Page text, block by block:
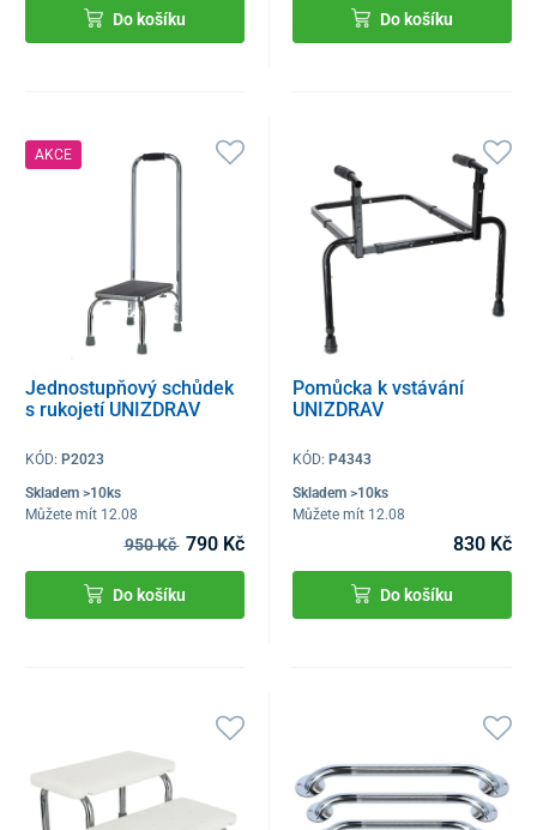
Do košíku Do košíku
AKCE
Jednostupňový schůdek
s rukojetí UNIZDRAV
KÓD: P2023
Skladem >10ks
Můžete mít 12.08
950 Kč 790 Kč
Do košíku
Pomůcka k vstávání
UNIZDRAV
KÓD: P4343
Skladem >10ks
Můžete mít 12.08
830 Kč
Do košíku